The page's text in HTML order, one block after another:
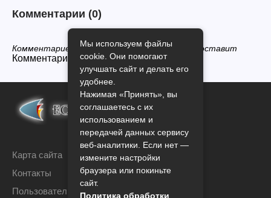
Комментарии (0)
Комментариев нет, будьте первым кто его оставит
Комментарии закрыты.
Карта сайта
Контакты
Пользовательское соглашение
Мы используем файлы
cookie. Они помогают
улучшать сайт и делать его
удобнее.
Нажимая «Принять», вы
соглашаетесь с их
использованием и
передачей данных сервису
веб-аналитики. Если нет —
измените настройки
браузера или покиньте
сайт.
Политика обработки